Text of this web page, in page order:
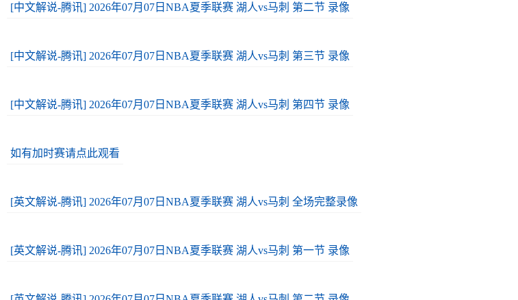
[中文解说-腾讯] 2026年07月07日NBA夏季联赛 湖人vs马刺 第二节 录像
[中文解说-腾讯] 2026年07月07日NBA夏季联赛 湖人vs马刺 第三节 录像
[中文解说-腾讯] 2026年07月07日NBA夏季联赛 湖人vs马刺 第四节 录像
如有加时赛请点此观看
[英文解说-腾讯] 2026年07月07日NBA夏季联赛 湖人vs马刺 全场完整录像
[英文解说-腾讯] 2026年07月07日NBA夏季联赛 湖人vs马刺 第一节 录像